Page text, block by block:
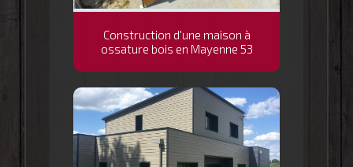
Construction d'une maison à
ossature bois en Mayenne 53